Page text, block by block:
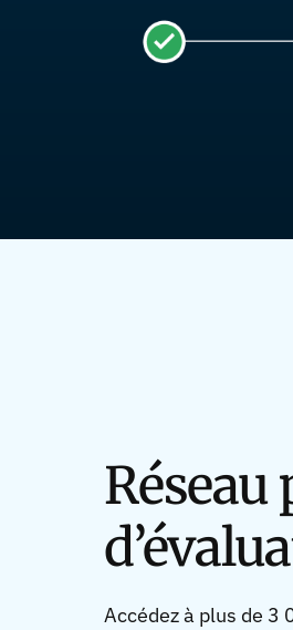
Accédez à plus de 3